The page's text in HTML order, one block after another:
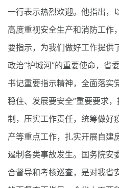
一行表示热烈欢迎。他指出，
高度重视安全生产和消防工作
要指示，为我们做好工作提供
政治“护城河”的重要使命，省
书记重要指示精神，全面落实
稳住、发展要安全”重要要求
制，压实工作责任，统筹做好
产等重点工作，扎实开展自建
遏制各类事故发生。国务院安
合督导和考核巡查，是对我省